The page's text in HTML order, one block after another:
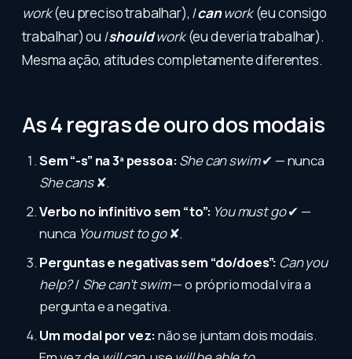
work(eu preciso trabalhar), Icanwork(eu consigo
trabalhar) ou Ishouldwork(eu deveria trabalhar).
Mesma ação, atitudes completamente diferentes.
As 4 regras de ouro dos modais
Sem “-s” na 3ª pessoa:She can swim✔ — nunca
She cans✘.
Verbo no infinitivo sem “to”: You must go✔ —
nunca You must to go✘.
Perguntas e negativas sem “do/does”: Can you
help?/ She can’t swim— o próprio modal vira a
pergunta e a negativa.
Um modal por vez:não se juntam dois modais.